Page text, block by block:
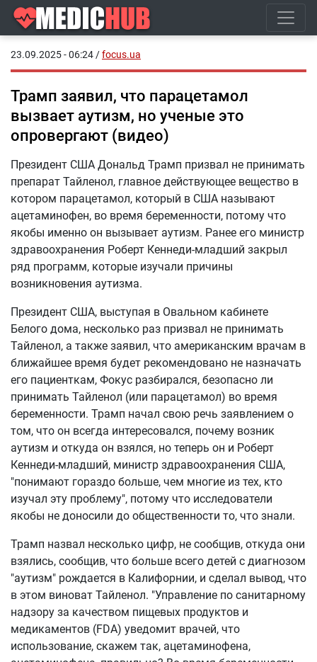
23.09.2025 - 06:24 /focus.ua
Трамп заявил, что парацетамол
вызвает аутизм, но ученые это
опровергают (видео)
Президент США Дональд Трамп призвал не принимать
препарат Тайленол, главное действующее вещество в
котором парацетамол, который в США называют
ацетаминофен, во время беременности, потому что
якобы именно он вызывает аутизм. Ранее его министр
здравоохранения Роберт Кеннеди-младший закрыл
ряд программ, которые изучали причины
возникновения аутизма.
Президент США, выступая в Овальном кабинете
Белого дома, несколько раз призвал не принимать
Тайленол, а также заявил, что американским врачам в
ближайшее время будет рекомендовано не назначать
его пациенткам, Фокус разбирался, безопасно ли
принимать Тайленол (или парацетамол) во время
беременности. Трамп начал свою речь заявлением о
том, что он всегда интересовался, почему возник
аутизм и откуда он взялся, но теперь он и Роберт
Кеннеди-младший, министр здравоохранения США,
"понимают гораздо больше, чем многие из тех, кто
изучал эту проблему", потому что исследователи
якобы не доносили до общественности то, что знали.
Трамп назвал несколько цифр, не сообщив, откуда они
взялись, сообщив, что больше всего детей с диагнозом
"аутизм" рождается в Калифорнии, и сделал вывод, что
в этом виноват Тайленол. "Управление по санитарному
надзору за качеством пищевых продуктов и
медикаментов (FDA) уведомит врачей, что
использование, скажем так, ацетаминофена,